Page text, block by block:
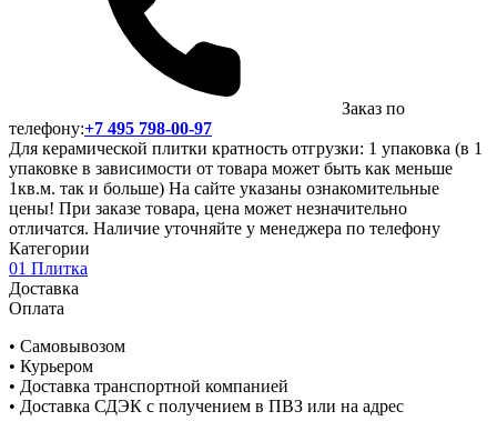
Заказ по
телефону:+7 495 798-00-97
Для керамической плитки кратность отгрузки: 1 упаковка (в 1
упаковке в зависимости от товара может быть как меньше
1кв.м. так и больше) На сайте указаны ознакомительные
цены! При заказе товара, цена может незначительно
отличатся. Наличие уточняйте у менеджера по телефону
Категории
01 Плитка
Доставка
Оплата
• Самовывозом
• Курьером
• Доставка транспортной компанией
• Доставка СДЭК с получением в ПВЗ или на адрес